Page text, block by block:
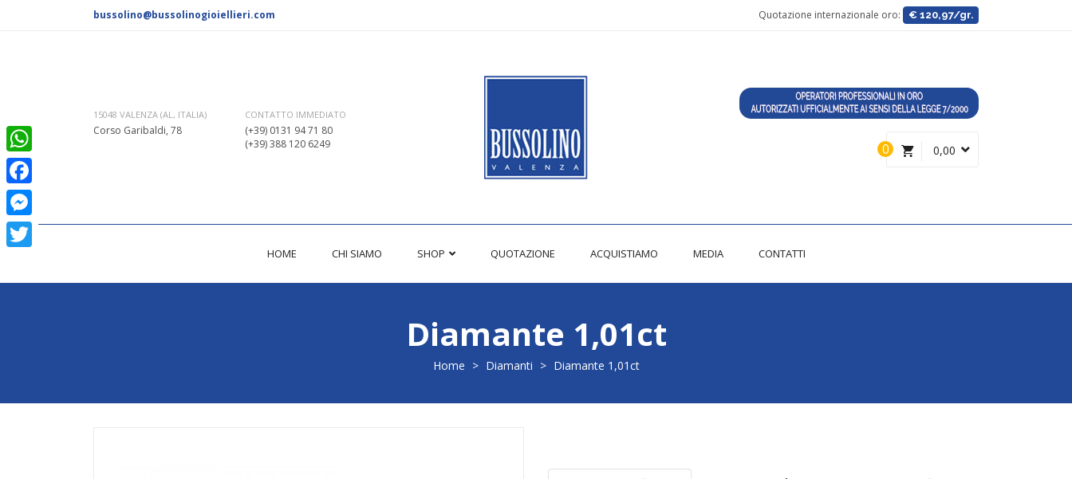
bussolino@bussolinogioiellieri.com Quotazione internazionale oro: € 120,97/gr.
15048 VALENZA (AL, ITALIA)
Corso Garibaldi, 78
CONTATTO IMMEDIATO
(+39) 0131 94 71 80
(+39) 388 120 6249
0,00
0
HOME CHI SIAMO SHOP QUOTAZIONE ACQUISTIAMO MEDIA CONTATTI
WhatsApp
Facebook
Messenger
Diamante 1,01ct
Home > Diamanti > Diamante 1,01ct